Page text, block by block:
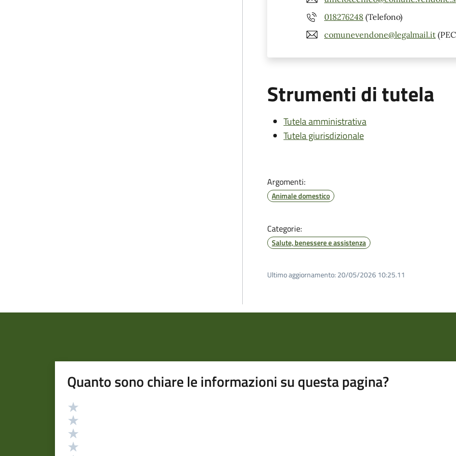
018276248 (Telefono)
comunevendone@legalmail.it
Strumenti di tutela
Tutela amministrativa
Tutela giurisdizionale
Argomenti:
Animale domestico
Categorie:
Salute, benessere e assistenza
Ultimo aggiornamento: 20/05/2026 10:25.11
Quanto sono chiare le informazioni su questa pagina?
Valutazione